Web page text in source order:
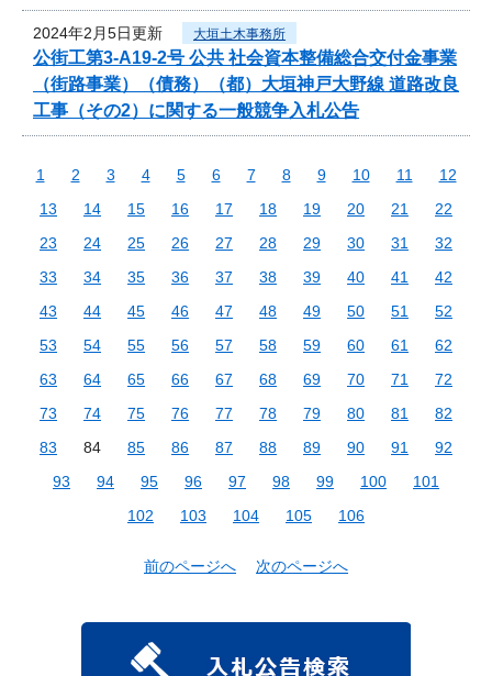
2024年2月5日更新 大垣土木事務所
公街工第3-A19-2号 公共 社会資本整備総合交付金事業
（街路事業）（債務）（都）大垣神戸大野線 道路改良
工事（その2）に関する一般競争入札公告
1 2 3 4 5 6 7 8 9 10 11
12
13
14 15 16 17 18 19 20 21
22
23
24 25 26 27 28 29 30 31
32
33
34 35 36 37 38 39 40 41
42
43
44 45 46 47 48 49 50 51
52
53
54 55 56 57 58 59 60 61
62
63
64 65 66 67 68 69 70 71
72
73
74 75 76 77 78 79 80 81
82
83
84 85 86 87 88 89 90 91
92
93
94 95 96 97 98 99 100
101
102
103 104 105 106
前のページへ 次のページへ